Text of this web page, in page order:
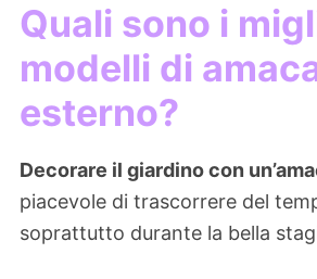
Quali sono i
modelli di
esterno?
Decorare il giardino con
piacevole di trascorrere del
soprattutto durante la bella